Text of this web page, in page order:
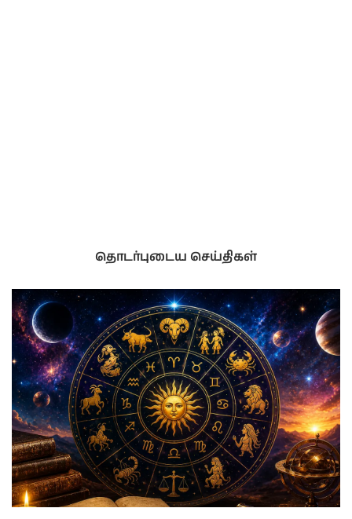
தொடர்புடைய செய்திகள்